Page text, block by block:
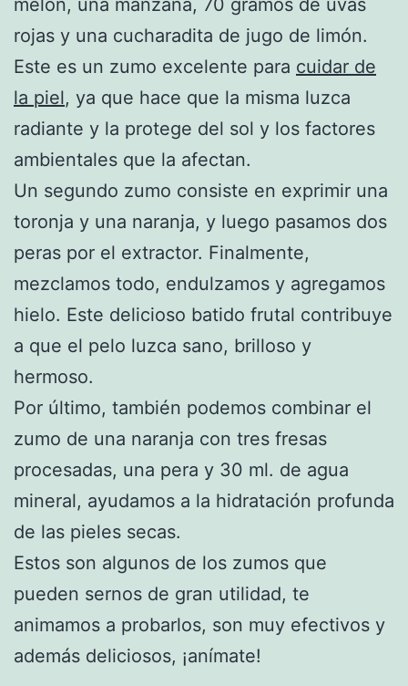
rojas y una cucharadita de jugo de limón.
Este es un zumo excelente para cuidar de
la piel, ya que hace que la misma luzca
radiante y la protege del sol y los factores
ambientales que la afectan.
Un segundo zumo consiste en exprimir una
toronja y una naranja, y luego pasamos dos
peras por el extractor. Finalmente,
mezclamos todo, endulzamos y agregamos
hielo. Este delicioso batido frutal contribuye
a que el pelo luzca sano, brilloso y
hermoso.
Por último, también podemos combinar el
zumo de una naranja con tres fresas
procesadas, una pera y 30 ml. de agua
mineral, ayudamos a la hidratación profunda
de las pieles secas.
Estos son algunos de los zumos que
pueden sernos de gran utilidad, te
animamos a probarlos, son muy efectivos y
además deliciosos, ¡anímate!